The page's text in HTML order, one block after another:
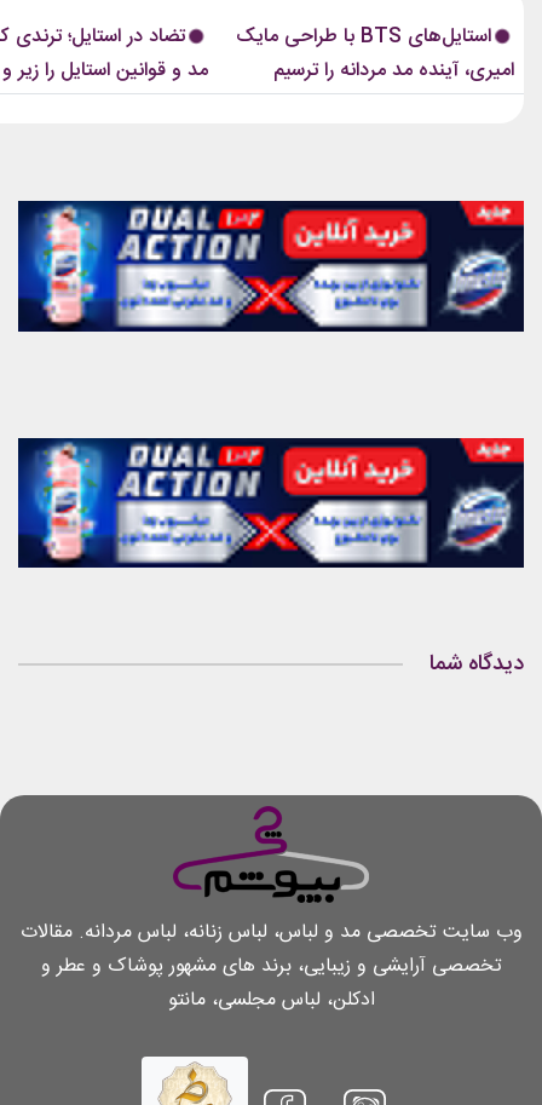
است که در تمام این اوت‌فیت‌ها دیده...
این رویکرد، قرار نیست فقط
استایل‌های BTS با طراحی مایک
امیری، آینده مد مردانه را ترسیم
کردند
تضاد در استایل؛ ترندی
مد و قوانین استایل را زیر
دیدگاه شما
وب سایت تخصصی مد و لباس، لباس زنانه، لباس مردانه. مقالات
تخصصی آرایشی و زیبایی، برند های مشهور پوشاک و عطر و
ادکلن، لباس مجلسی، مانتو